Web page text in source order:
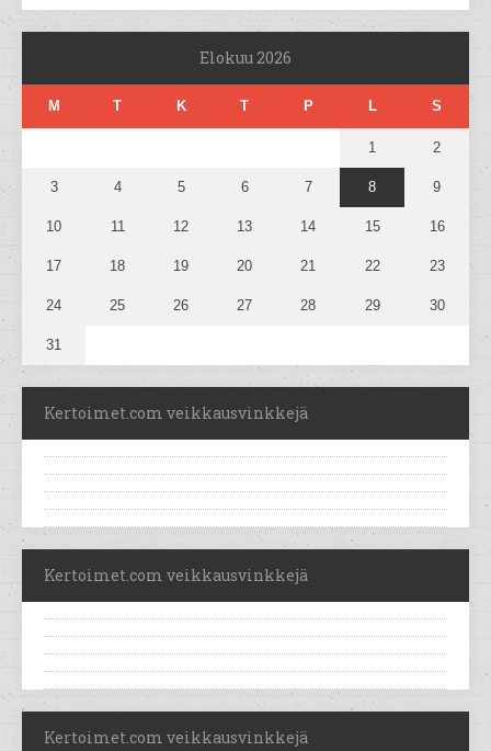
Elokuu 2026
M T K T P L S
1 2
3 4 5 6 7 8 9
10 11 12 13 14 15 16
17 18 19 20 21 22 23
24 25 26 27 28 29 30
31
Kertoimet.com veikkausvinkkejä
Kertoimet.com veikkausvinkkejä
Kertoimet.com veikkausvinkkejä